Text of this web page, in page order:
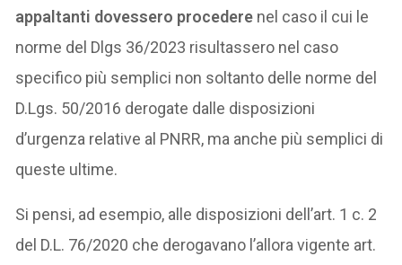
appaltanti dovessero procedere nel caso il cui le
norme del Dlgs 36/2023 risultassero nel caso
specifico più semplici non soltanto delle norme del
D.Lgs. 50/2016 derogate dalle disposizioni
d’urgenza relative al PNRR, ma anche più semplici di
queste ultime.
Si pensi, ad esempio, alle disposizioni dell’art. 1 c. 2
del D.L. 76/2020 che derogavano l’allora vigente art.